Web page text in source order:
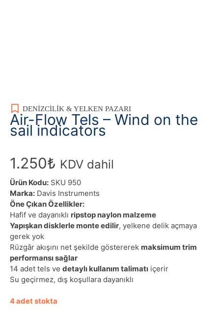
DENIZCILIK & YELKEN PAZARI
Air-Flow Tels – Wind on the
sail indicators
1.250₺ KDV dahil
Ürün Kodu: SKU 950
Marka: Davis Instruments
Öne Çıkan Özellikler:
Hafif ve dayanıklı ripstop naylon malzeme
Yapışkan disklerle monte edilir, yelkene delik açmaya
gerek yok
Rüzgâr akışını net şekilde göstererek maksimum trim
performansı sağlar
14 adet tels ve detaylı kullanım talimatı içerir
Su geçirmez, dış koşullara dayanıklı
4 adet stokta